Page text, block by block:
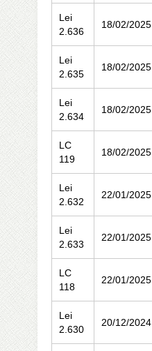
Lei
2.636
18/02/2025
Lei
2.635
18/02/2025
Lei
2.634
18/02/2025
LC
119
18/02/2025
Lei
2.632
22/01/2025
Lei
2.633
22/01/2025
LC
118
22/01/2025
Lei
2.630
20/12/2024